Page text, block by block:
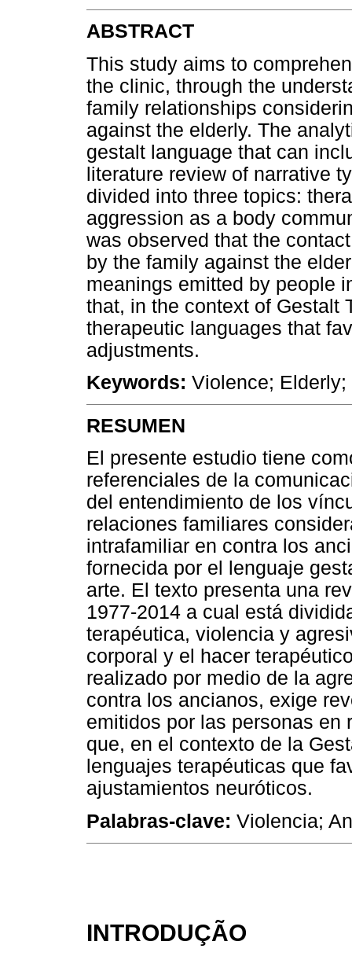
ABSTRACT
This study aims to
the clinic, through the
family relationships
against the elderly. The
gestalt language that can
literature review of narrative
divided into three topics:
aggression as a body
was observed that the
by the family against the
meanings emitted by people
that, in the context of Gestalt
therapeutic languages that
adjustments.
Keywords: Violence;
RESUMEN
El presente estudio tiene
referenciales de la
del entendimiento de los
relaciones familiares
intrafamiliar en contra los
fornecida por el lenguaje
arte. El texto presenta una
1977-2014 a cual está
terapéutica, violencia y
corporal y el hacer
realizado por medio de la
contra los ancianos, exige
emitidos por las personas
que, en el contexto de la
lenguajes terapéuticas que
ajustamientos neuróticos.
Palabras-clave: Violencia;
INTRODUÇÃO